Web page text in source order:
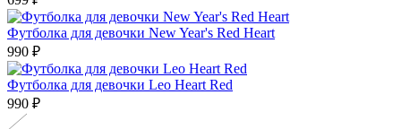
Футболка для девочки New Year's Red Heart
990 ₽
Футболка для девочки Leo Heart Red
990 ₽